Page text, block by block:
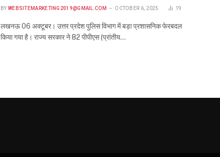
BY WEBSITEMARKETING2019@GMAIL.COM OCTOBER 6, 2025 19
लखनऊ 06 अक्टूबर। उत्तर प्रदेश पुलिस विभाग में बड़ा प्रशासनिक फेरबदल
किया गया है। राज्य सरकार ने 82 पीपीएस (प्रांतीय…